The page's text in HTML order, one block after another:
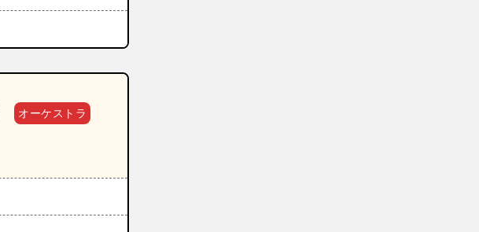
オーケストラ